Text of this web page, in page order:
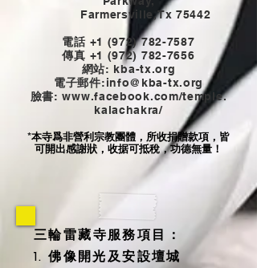
Farmersville,Tx 75442
電話 +1 (972) 782-7587
傳真 +1 (972) 782-7656
網站: kba-tx.org
電子郵件:info@kba-tx.org
臉書: www.facebook.com/temple.
kalachakra/
*本寺爲非營利宗教團體，所收捐贈款項，皆
可開出感謝狀，收据可抵稅，功德無量！
三輪雷藏寺服務項目：
1. 佛像開光及安設壇城